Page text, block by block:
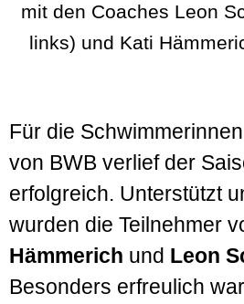
mit den Coaches Leon
links) und Kati
Für die
von BWB verlief der
erfolgreich. Unterstützt
wurden die Teilnehmer
Hämmerich und Leon
Besonders erfreulich